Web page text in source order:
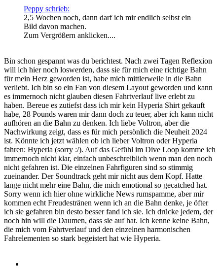
Peppy schrieb:
2,5 Wochen noch, dann darf ich mir endlich selbst ein
Bild davon machen.
Zum Vergrößern anklicken....
Bin schon gespannt was du berichtest. Nach zwei Tagen Reflexion
will ich hier noch loswerden, dass sie für mich eine richtige Bahn
für mein Herz geworden ist, habe mich mittlerweile in die Bahn
verliebt. Ich bin so ein Fan von diesem Layout geworden und kann
es immernoch nicht glauben diesen Fahrtverlauf live erlebt zu
haben. Bereue es zutiefst dass ich mir kein Hyperia Shirt gekauft
habe, 28 Pounds waren mir dann doch zu teuer, aber ich kann nicht
aufhören an die Bahn zu denken. Ich liebe Voltron, aber die
Nachwirkung zeigt, dass es für mich persönlich die Neuheit 2024
ist. Könnte ich jetzt wählen ob ich lieber Voltron oder Hyperia
fahren: Hyperia (sorry :/). Auf das Gefühl im Dive Loop komme ich
immernoch nicht klar, einfach unbeschreiblich wenn man den noch
nicht gefahren ist. Die einzelnen Fahrfiguren sind so stimmig
zueinander. Der Soundtrack geht mir nicht aus dem Kopf. Hatte
lange nicht mehr eine Bahn, die mich emotional so gecatched hat.
Sorry wenn ich hier ohne wirkliche News rumspamme, aber mir
kommen echt Freudestränen wenn ich an die Bahn denke, je öfter
ich sie gefahren bin desto besser fand ich sie. Ich drücke jedem, der
noch hin will die Daumen, dass sie auf hat. Ich kenne keine Bahn,
die mich vom Fahrtverlauf und den einzelnen harmonischen
Fahrelementen so stark begeistert hat wie Hyperia.